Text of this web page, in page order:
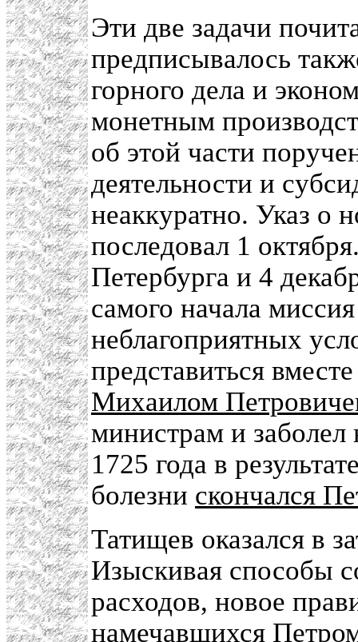
Эти две задачи
предписывалось
горного дела и
монетным
об этой части
деятельности и
неаккуратно. Указ о
последовал 1
Петербурга и 4
самого начала
неблагоприятных
представиться
Михаилом
министрам и
1725 года в
болезни скончался
Татищев оказался в
Изыскивая способы
расходов, новое
намечавшихся